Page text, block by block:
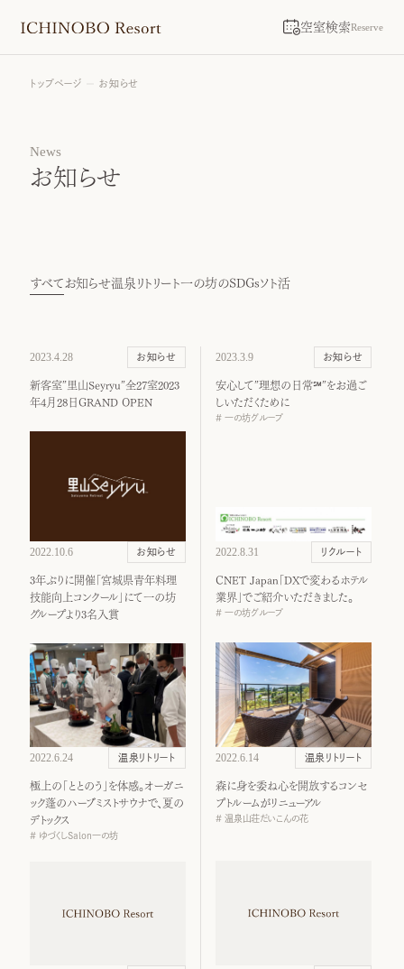
空室検索Reserve
トップページ お知らせ
News
お知らせ
すべてお知らせ温泉リトリート一の坊のSDGsソト活
2023.4.28 お知らせ
新客室”里山Seyryu”全27室2023
年4月28日GRAND OPEN
2023.3.9 お知らせ
安心して”理想の日常℠”をお過ご
しいただくために
一の坊グループ
2022.10.6 お知らせ
3年ぶりに開催「宮城県青年料理
技能向上コンクール」にて一の坊
グループより3名入賞
2022.8.31 リクルート
CNET Japan「DXで変わるホテル
業界」でご紹介いただきました。
一の坊グループ
2022.6.24 温泉リトリート
極上の「ととのう」を体感。オーガニ
ック蓬のハーブミストサウナで、夏の
デトックス
ゆづくしSalon一の坊
2022.6.14 温泉リトリート
森に身を委ね心を開放するコンセ
プトルームがリニューアル
温泉山荘だいこんの花